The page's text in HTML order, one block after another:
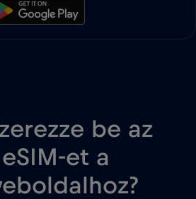
be az
et a